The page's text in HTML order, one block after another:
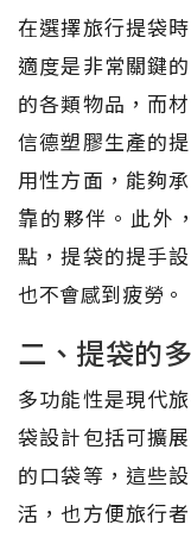
在選擇旅行提袋
適度是非常關鍵
的各類物品，而
信德塑膠生產的
用性方面，能夠
靠的夥伴。此外
點，提袋的提手
也不會感到疲勞。
二、提袋的
多功能性是現代
袋設計包括可擴
的口袋等，這些
活，也方便旅行